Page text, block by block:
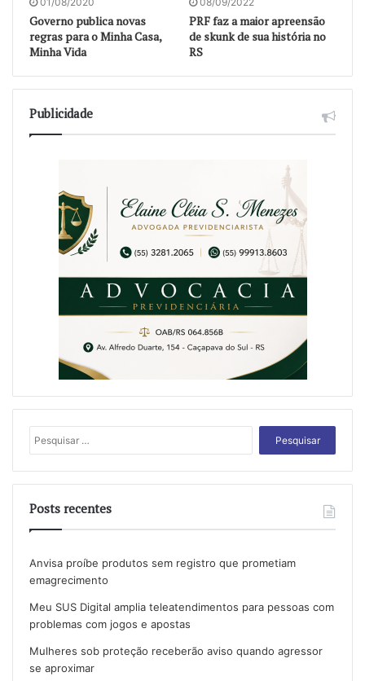
Governo publica novas
regras para o Minha Casa,
Minha Vida
PRF faz a maior apreensão
de skunk de sua história no
RS
Publicidade
por:
Posts recentes
Anvisa proíbe produtos sem registro que prometiam
emagrecimento
Meu SUS Digital amplia teleatendimentos para pessoas com
problemas com jogos e apostas
Mulheres sob proteção receberão aviso quando agressor
se aproximar